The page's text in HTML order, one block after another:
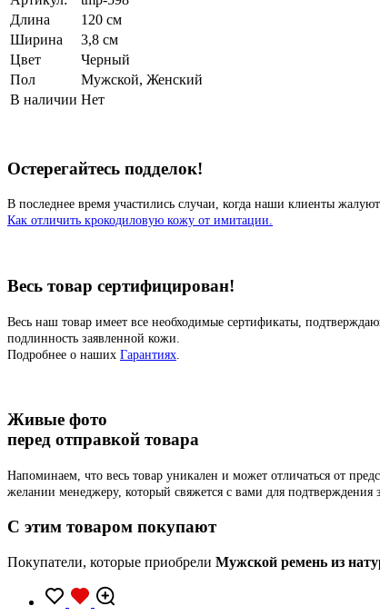
Длина
120 см
Ширина
3,8 см
Цвет
Черный
Пол
Мужской, Женский
В наличии Нет
Остерегайтесь подделок!
В последнее время участились случаи, когда наши клиенты
Как отличить крокодиловую кожу от имитации.
Весь товар сертифицирован!
Весь наш товар имеет все необходимые сертификаты,
подлинность заявленной кожи.
Подробнее о наших Гарантиях
Живые фото
перед отправкой товара
Напоминаем, что весь товар уникален и может отличаться от
желании менеджеру, который свяжется с вами для подтверждения
C этим товаром покупают
Покупатели, которые приобрели Мужской ремень из